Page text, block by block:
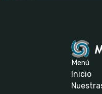
Menú
Inicio